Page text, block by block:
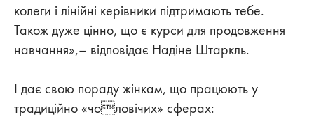
колеги і лінійні керівники підтримають тебе.
Також дуже цінно, що є курси для продовження
навчання»,– відповідає Надіне Штаркль.
І дає свою пораду жінкам, що працюють у
традиційно «чоловічих» сферах: